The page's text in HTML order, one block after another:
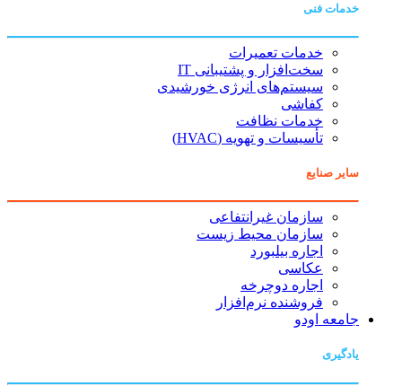
خدمات فنی
خدمات تعمیرات
سخت‌افزار و پشتیبانی IT
سیستم‌های انرژی خورشیدی
کفاشی
خدمات نظافت
تأسیسات و تهویه (HVAC)
سایر صنایع
سازمان غیرانتفاعی
سازمان محیط زیست
اجاره بیلبورد
عکاسی
اجاره دوچرخه
فروشنده نرم‌افزار
جامعه اودو
یادگیری